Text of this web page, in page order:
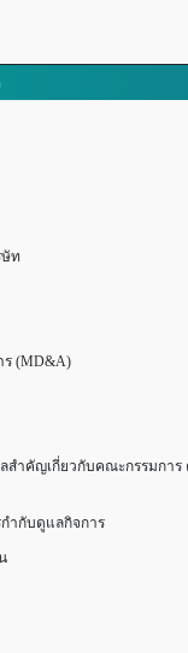
ษัท
ร (MD&A)
สำคัญเกี่ยวกับคณะกรรมกา
ำกับดูแลกิจการ